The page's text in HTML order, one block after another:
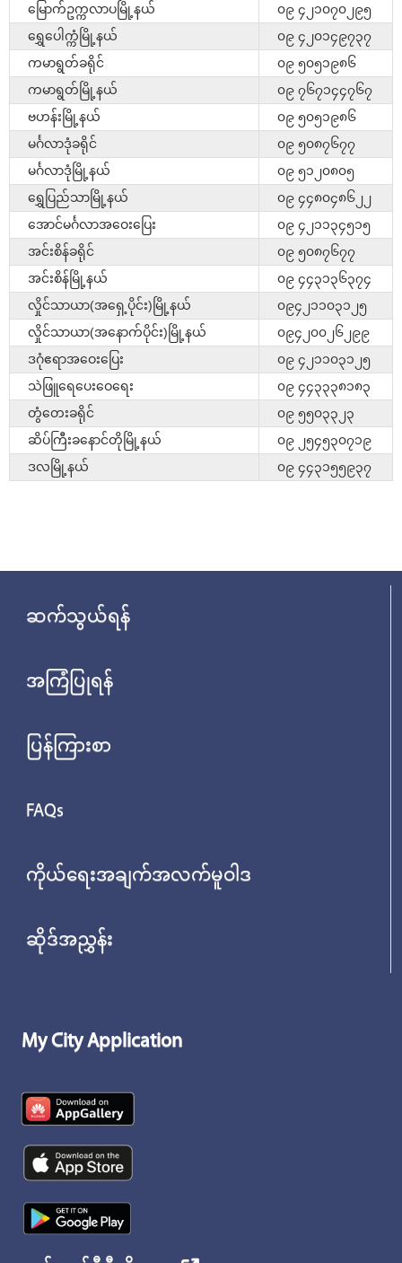
မြောက်ဥက္ကလာပမြို့နယ်
၀၉ ၄၂၁၀၇၀၂၉၅
ရွှေပေါက္ကံမြို့နယ်
၀၉ ၄၂၀၁၄၉၇၃၇
ကမာရွတ်ခရိုင်
၀၉ ၅၀၅၁၉၈၆
ကမာရွတ်မြို့နယ်
၀၉ ၇၆၇၁၄၄၇၆၇
ဗဟန်းမြို့နယ်
၀၉ ၅၀၅၁၉၈၆
မင်္ဂလာဒုံခရိုင်
၀၉ ၅၀၈၇၆၇၇
မင်္ဂလာဒုံမြို့နယ်
၀၉ ၅၁၂၀၈၀၅
ရွှေပြည်သာမြို့နယ်
၀၉ ၄၄၈၀၄၈၆၂၂
အောင်မင်္ဂလာအဝေးပြေး
၀၉ ၄၂၁၁၃၄၅၁၅
အင်းစိန်ခရိုင်
၀၉ ၅၀၈၇၆၇၇
အင်းစိန်မြို့နယ်
၀၉ ၄၄၃၁၃၆၃၇၄
လှိုင်သာယာ(အရှေ့ပိုင်း)မြို့နယ်
၀၉၄၂၁၁၀၃၁၂၅
လှိုင်သာယာ(အနောက်ပိုင်း)မြို့နယ်
၀၉၄၂၀၀၂၆၂၉၉
ဒဂုံဧရာအဝေးပြေး
၀၉ ၄၂၁၁၀၃၁၂၅
သဲဖြူရေပေးဝေရေး
၀၉ ၄၄၃၃၃၈၁၈၃
တွံတေးခရိုင်
၀၉ ၅၅၀၃၃၂၃
ဆိပ်ကြီးခနောင်တိုမြို့နယ်
၀၉ ၂၅၄၅၃၀၇၁၉
ဒလမြို့နယ်
၀၉ ၄၄၃၁၅၅၉၃၇
ဆက်သွယ်ရန်
အကြံပြုရန်
ပြန်ကြားစာ
FAQs
ကိုယ်ရေးအချက်အလက်မူဝါဒ
ဆိုဒ်အညွှန်း
My City Application